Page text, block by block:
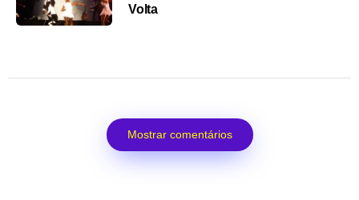
Volta
Mostrar comentários